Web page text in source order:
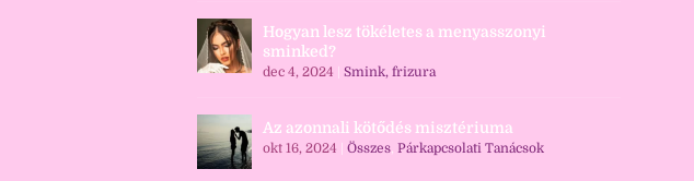
Hogyan lesz tökéletes a menyasszonyi
sminked?
dec 4, 2024 Smink, frizura
Az azonnali kötődés misztériuma
okt 16, 2024 Összes, Párkapcsolati Tanácsok